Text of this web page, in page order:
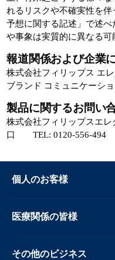
れるリスクや不確実性を
予想に関する記述」で述
や事象は実質的に異なる可
報道関係および企業
株式会社フィリップス エ
ブランド コミュニケーシ
製品に関するお問い
株式会社フィリップスエ
口 TEL: 0120-556-494
個人のお客様
医療関係の皆様
その他のビジネス